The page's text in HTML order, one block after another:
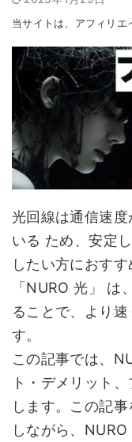
当サイトは、アフィリエ
光回線は通信速
いる ため、安定
したい方におす
「NURO 光」 は
ることで、より
す。
この記事では、
ト・デメリット
します。この記
しながら、